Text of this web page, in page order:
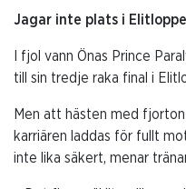
Jagar inte plats i
I fjol vann Önas Prince
till sin tredje raka final i
Men att hästen med
karriären laddas för fullt
inte lika säkert, menar